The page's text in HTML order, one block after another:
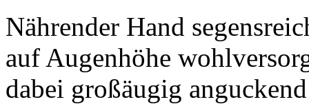
Nährender Hand
auf Augenhöhe
dabei großäugig